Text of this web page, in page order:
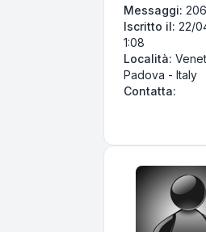
Messaggi:
Iscritto il: 22/
1:08
Località:
Padova - Italy
Contatta: